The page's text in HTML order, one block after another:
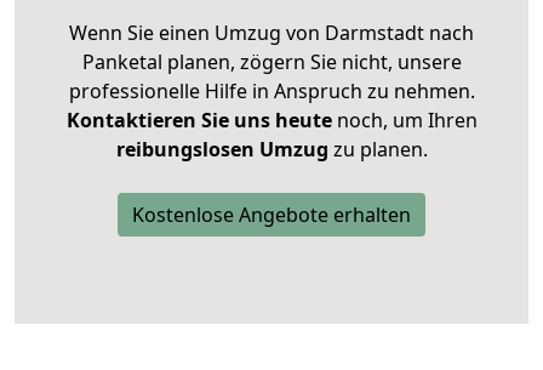
Wenn Sie einen Umzug von Darmstadt nach
Panketal planen, zögern Sie nicht, unsere
professionelle Hilfe in Anspruch zu nehmen.
Kontaktieren Sie uns heutenoch, um Ihren
reibungslosen Umzug zu planen.
Kostenlose Angebote erhalten